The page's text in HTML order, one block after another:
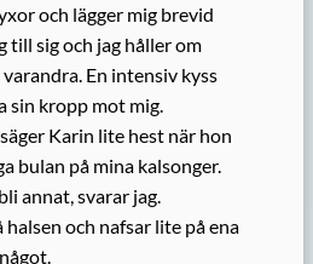
och lägger mig brevid
till sig och jag håller om
En intensiv kyss
sin kropp mot mig.
Karin lite hest när hon
bulan på mina kalsonger.
annat, svarar jag.
halsen och nafsar lite på ena